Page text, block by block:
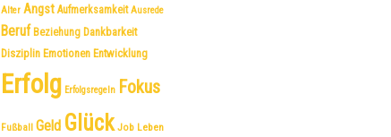
Alter Angst Aufmerksamkeit Ausrede
Beruf Beziehung Dankbarkeit
Disziplin Emotionen Entwicklung
Erfolg Erfolgsregeln Fokus
Fußball Geld Glück Job Leben